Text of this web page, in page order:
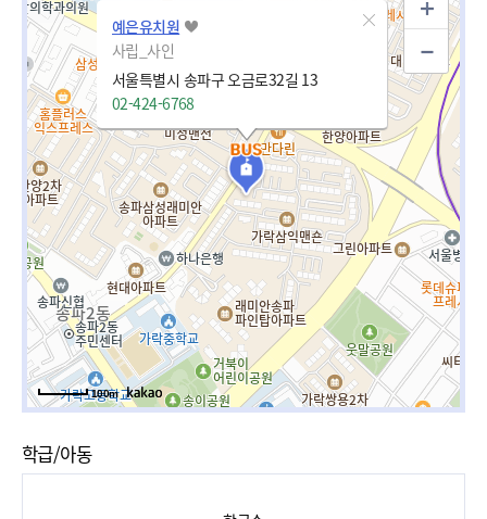
예은유치원
사립_사인
서울특별시 송파구 오금로32길 13
02-424-6768
100m
학급/아동